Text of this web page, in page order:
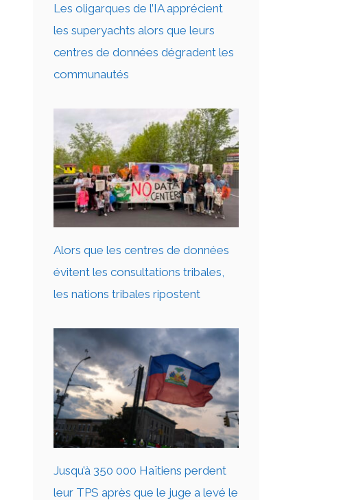
Les oligarques de l’IA apprécient
les superyachts alors que leurs
centres de données dégradent les
communautés
Alors que les centres de données
évitent les consultations tribales,
les nations tribales ripostent
Jusqu’à 350 000 Haïtiens perdent
leur TPS après que le juge a levé le